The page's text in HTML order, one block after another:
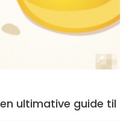
ultimative guide til